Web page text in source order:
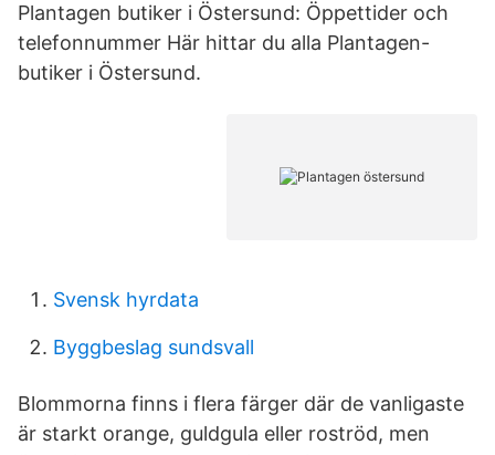
Plantagen butiker i Östersund: Öppettider och
telefonnummer Här hittar du alla Plantagen-
butiker i Östersund.
Svensk hyrdata
Byggbeslag sundsvall
Blommorna finns i flera färger där de vanligaste
är starkt orange, guldgula eller roströd, men